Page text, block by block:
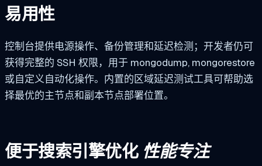
易用性
控制台提供电源操作、备份管理和延迟检测；开发者仍可
获得完整的 SSH 权限，用于 mongodump, mongorestore
或自定义自动化操作。内置的区域延迟测试工具可帮助选
择最优的主节点和副本节点部署位置。
便于搜索引擎优化 性能专注